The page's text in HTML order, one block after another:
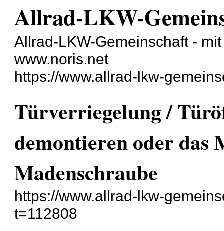
Allrad-LKW-
Allrad-LKW-Gemeinschaft -
www.noris.net
https://www.allrad-lkw-
Türverriegelung /
demontieren oder das
Madenschraube
https://www.allrad-lkw-
t=112808